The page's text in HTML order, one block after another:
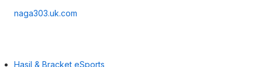
naga303.uk.com
Hasil & Bracket eSports